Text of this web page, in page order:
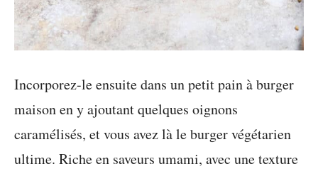
Incorporez-le ensuite dans un petit pain à burger
maison en y ajoutant quelques oignons
caramélisés, et vous avez là le burger végétarien
ultime. Riche en saveurs umami, avec une texture